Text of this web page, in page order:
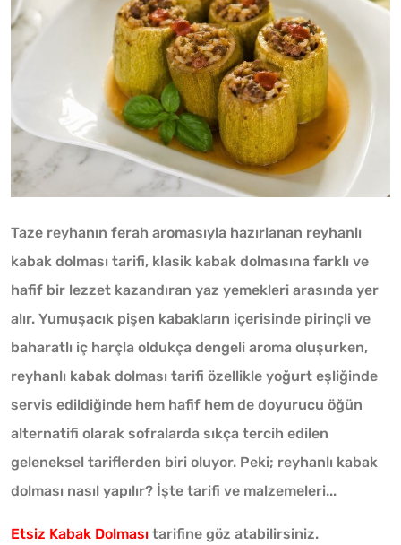
Taze reyhanın ferah aromasıyla hazırlanan reyhanlı
kabak dolması tarifi, klasik kabak dolmasına farklı ve
hafif bir lezzet kazandıran yaz yemekleri arasında yer
alır. Yumuşacık pişen kabakların içerisinde pirinçli ve
baharatlı iç harçla oldukça dengeli aroma oluşurken,
reyhanlı kabak dolması tarifi özellikle yoğurt eşliğinde
servis edildiğinde hem hafif hem de doyurucu öğün
alternatifi olarak sofralarda sıkça tercih edilen
geleneksel tariflerden biri oluyor. Peki; reyhanlı kabak
dolması nasıl yapılır? İşte tarifi ve malzemeleri...
Etsiz Kabak Dolması tarifine göz atabilirsiniz.